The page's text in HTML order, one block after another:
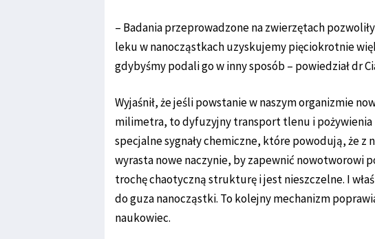
– Badania przeprowadzone na zwierzętach
leku w nanocząstkach uzyskujemy pięciokrotnie
gdybyśmy podali go w inny sposób – powiedział dr
Wyjaśnił, że jeśli powstanie w naszym organizmie
milimetra, to dyfuzyjny transport tlenu i pożywienia
specjalne sygnały chemiczne, które powodują, że z
wyrasta nowe naczynie, by zapewnić nowotworowi
trochę chaotyczną strukturę i jest nieszczelne. I
do guza nanocząstki. To kolejny mechanizm
naukowiec.